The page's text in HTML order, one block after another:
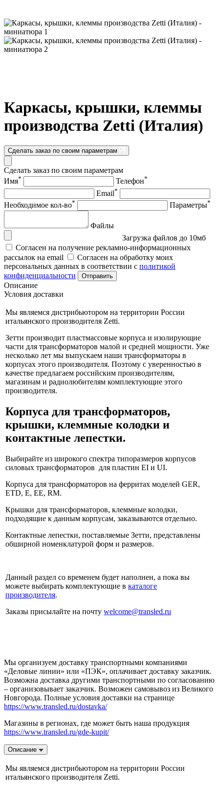
Каркасы, крышки, клеммы
производства Zetti (Италия)
Сделать заказ по своим параметрам
Сделать заказ по своим параметрам
Имя* Телефон*
Email*
Необходимое кол-во* Параметры*
Файлы
Загрузка файлов до 10мб
Согласен на получение рекламно-информационных
рассылок на email
Согласен на обработку моих
персональных данных в соответствии с политикой
конфиденциальности
Отправить
Описание
Условия доставки
Мы являемся дистрибьютором на территории России
итальянского производителя Zetti.
Зетти производит пластмассовые корпуса и изолирующие
части для трансформаторов малой и средней мощности. Уже
несколько лет мы выпускаем наши трансформаторы в
корпусах этого производителя. Поэтому с уверенностью в
качестве предлагаем российским производителям,
магазинам и радиолюбителям комплектующие этого
производителя.
Корпуса для трансформаторов,
крышки, клеммные колодки и
контактные лепестки.
Выбирайте из широкого спектра типоразмеров корпусов
силовых трансформаторов для пластин EI и UI.
Корпуса для трансформаторов на ферритах моделей GER,
ETD, E, EE, RM.
Крышки для трансформаторов, клеммные колодки,
подходящие к данным корпусам, заказываются отдельно.
Контактные лепестки, поставляемые Зетти, представлены
обширной номенклатурой форм и размеров.
Данный раздел со временем будет наполнен, а пока вы
можете выбирать комплектующие в каталоге
производителя.
Заказы присылайте на почту welcome@transled.ru
Мы организуем доставку транспортными компаниями
«Деловые линии» или «ПЭК», оплачивает доставку заказчик.
Возможна доставка другими транспортными по согласованию
– организовывает заказчик. Возможен самовывоз из Великого
Новгорода. Полные условия доставки на странице
https://www.transled.ru/dostavka/
Магазины в регионах, где может быть наша продукция
https://www.transled.ru/gde-kupit/
Описание
Мы являемся дистрибьютором на территории России
итальянского производителя Zetti.